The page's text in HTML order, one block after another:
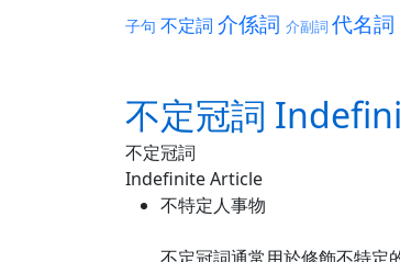
子句 不定詞 介係詞 介副詞 代名詞
不定冠詞
不定冠詞
Indefinite Article
不特定人事物